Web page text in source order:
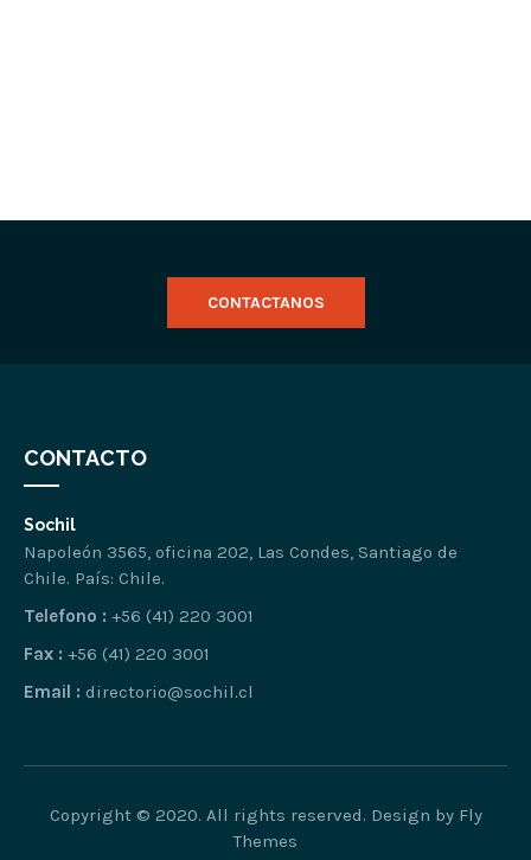
CONTACTANOS
CONTACTO
Sochil
Napoleón 3565, oficina 202, Las Condes, Santiago de
Chile. País: Chile.
Telefono : +56 (41) 220 3001
Fax : +56 (41) 220 3001
Email : directorio@sochil.cl
Copyright © 2020. All rights reserved. Design by Fly
Themes